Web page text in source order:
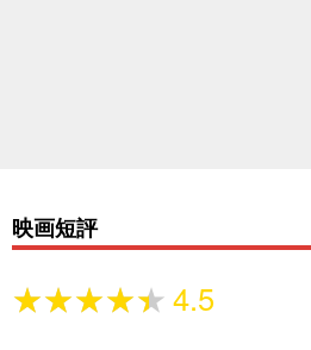
映画短評
★★★★★
★★★★★4.5